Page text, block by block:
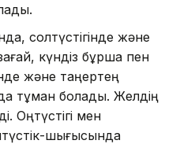
солтүстігінде және
күндіз бұршақ пен
және таңертең
тұман болады. Желдің
Оңтүстігі мен
шығысында